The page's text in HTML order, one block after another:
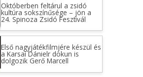
Októberben feltárul a zsidó
kultúra sokszínűsége – jön a
24. Spinoza Zsidó Fesztivál
Első nagyjátékfilmjére készül és
a Karsai Dánielr dokun is
dolgozik Gerő Marcell